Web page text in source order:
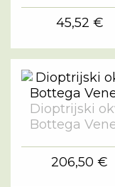
45,52 €
Dioptrijski
Bottega
206,50 €